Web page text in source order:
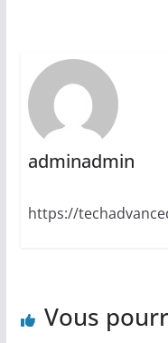
adminadmin
https://
Vous